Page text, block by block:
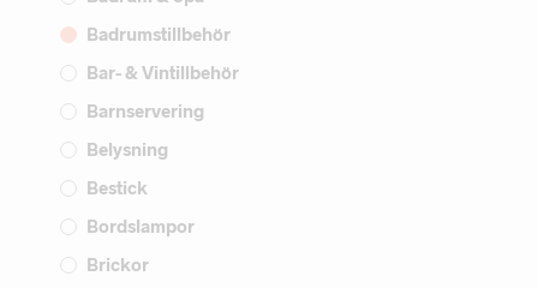
Badrumstillbehör
Bar- & Vintillbehör
Barnservering
Belysning
Bestick
Bordslampor
Brickor